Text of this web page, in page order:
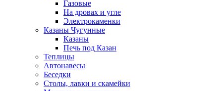
Газовые
На дровах и угле
Электрокаменки
Казаны Чугунные
Казаны
Печь под Казан
Теплицы
Автонавесы
Беседки
Столы, лавки и скамейки